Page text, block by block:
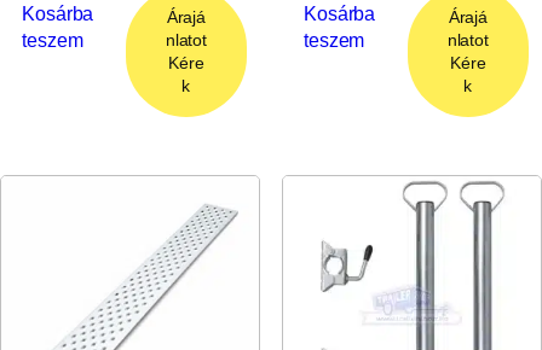
Kosárba
teszem
Árajá
nlatot
Kére
k
Kosárba
teszem
Árajá
nlatot
Kére
k